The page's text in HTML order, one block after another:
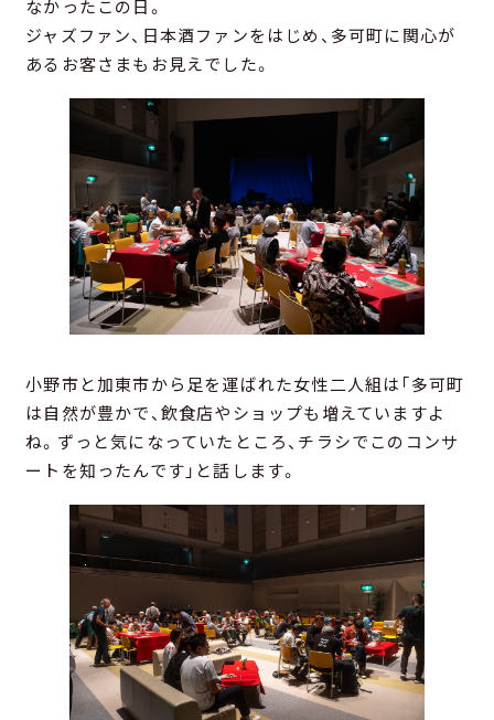
なかったこの日。
ジャズファン、日本酒ファンをはじめ、多可町に関心が
あるお客さまもお見えでした。
小野市と加東市から足を運ばれた女性二人組は「多可町
は自然が豊かで、飲食店やショップも増えていますよ
ね。ずっと気になっていたところ、チラシでこのコンサ
ートを知ったんです」と話します。